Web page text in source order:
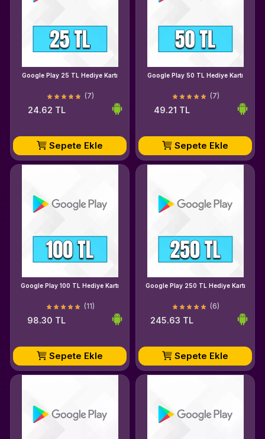
Google Play 25 TL Hediye Kartı
(7)
24.62 TL
Sepete Ekle
Google Play 50 TL Hediye Kartı
(7)
49.21 TL
Sepete Ekle
Google Play 100 TL Hediye Kartı
(11)
98.30 TL
Sepete Ekle
Google Play 250 TL Hediye Kartı
(6)
245.63 TL
Sepete Ekle